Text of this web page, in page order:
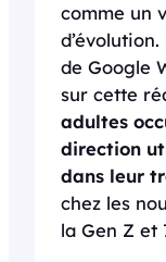
comme un
de Google
sur cette
adultes
direction
dans leur
chez les
la Gen Z et